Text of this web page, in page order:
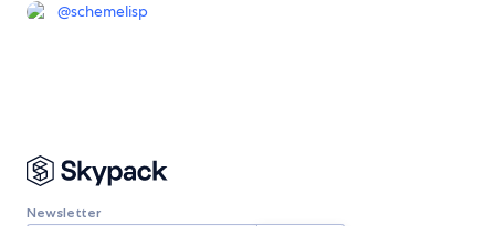
@schemelisp
Newsletter